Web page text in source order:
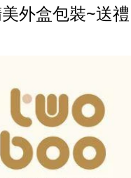
外盒包裝~送禮